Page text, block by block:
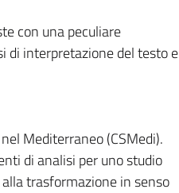
con una peculiare
di interpretazione del testo e
Mediterraneo (CSMedi).
di analisi per uno studio
trasformazione in senso